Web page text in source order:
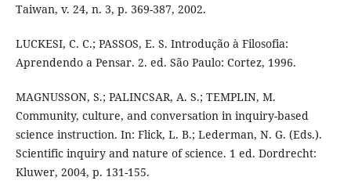
Taiwan, v. 24, n. 3, p. 369-387, 2002.
LUCKESI, C. C.; PASSOS, E. S. Introdução à Filosofia:
Aprendendo a Pensar. 2. ed. São Paulo: Cortez, 1996.
MAGNUSSON, S.; PALINCSAR, A. S.; TEMPLIN, M.
Community, culture, and conversation in inquiry-based
science instruction. In: Flick, L. B.; Lederman, N. G. (Eds.).
Scientific inquiry and nature of science. 1 ed. Dordrecht:
Kluwer, 2004, p. 131-155.